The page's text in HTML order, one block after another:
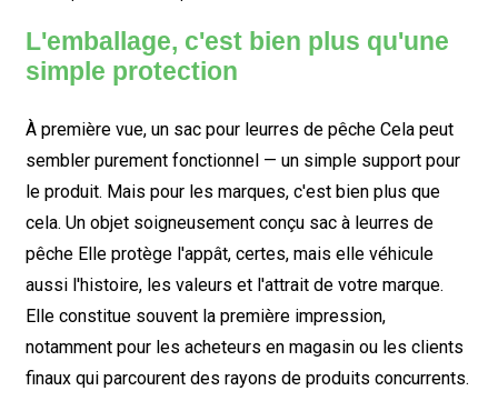
L'emballage, c'est bien plus qu'une
simple protection
À première vue, un sac pour leurres de pêcheCela peut
sembler purement fonctionnel — un simple support pour
le produit. Mais pour les marques, c'est bien plus que
cela. Un objet soigneusement conçu sac à leurres de
pêcheElle protège l'appât, certes, mais elle véhicule
aussi l'histoire, les valeurs et l'attrait de votre marque.
Elle constitue souvent la première impression,
notamment pour les acheteurs en magasin ou les clients
finaux qui parcourent des rayons de produits concurrents.